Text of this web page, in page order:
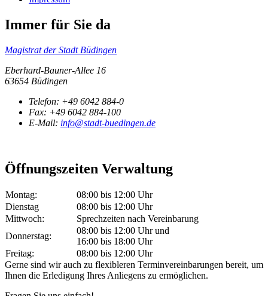
Immer für Sie da
Magistrat der Stadt Büdingen
Eberhard-Bauner-Allee 16
63654 Büdingen
Telefon: +49 6042 884-0
Fax: +49 6042 884-100
E-Mail: info@stadt-buedingen.de
Öffnungszeiten Verwaltung
Montag:
08:00 bis 12:00 Uhr
Dienstag
08:00 bis 12:00 Uhr
Mittwoch:
Sprechzeiten nach Vereinbarung
Donnerstag:
08:00 bis 12:00 Uhr und
16:00 bis 18:00 Uhr
Freitag:
08:00 bis 12:00 Uhr
Gerne sind wir auch zu flexibleren Terminvereinbarungen bereit, um
Ihnen die Erledigung Ihres Anliegens zu ermöglichen.